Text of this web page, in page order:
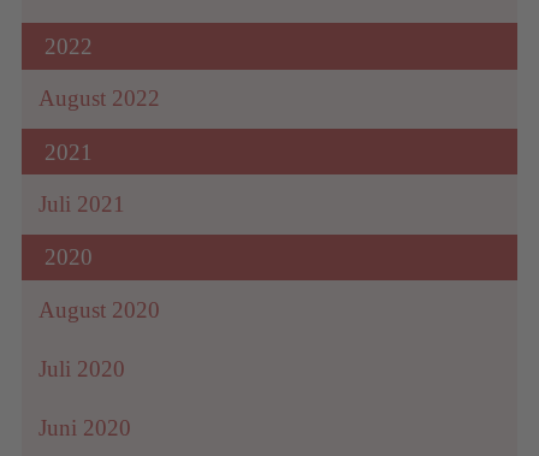
2022
August 2022
2021
Juli 2021
2020
August 2020
Juli 2020
Juni 2020